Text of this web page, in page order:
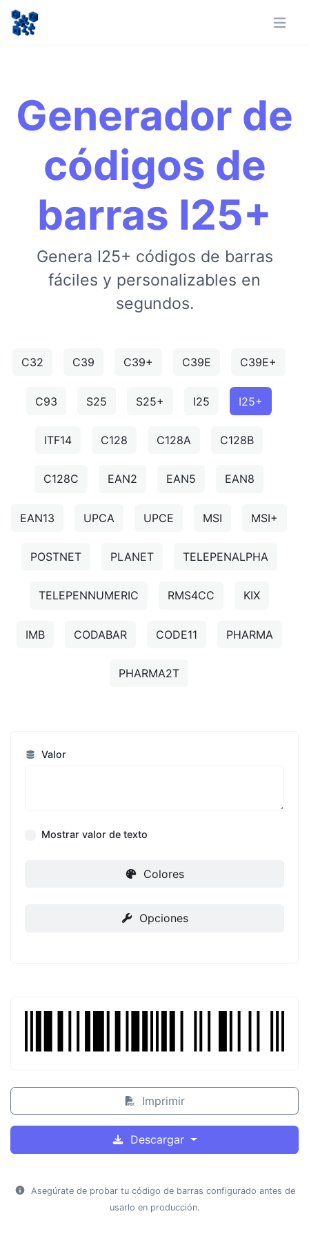
Generador de
códigos de
barras I25+
Genera I25+ códigos de barras
fáciles y personalizables en
segundos.
C32 C39 C39+ C39E C39E+
C93 S25 S25+ I25 I25+
ITF14 C128 C128A C128B
C128C EAN2 EAN5 EAN8
EAN13 UPCA UPCE MSI MSI+
POSTNET PLANET TELEPENALPHA
TELEPENNUMERIC RMS4CC KIX
IMB CODABAR CODE11 PHARMA
PHARMA2T
Valor
Mostrar valor de texto
Colores
Opciones
Imprimir
Descargar
Asegúrate de probar tu código de barras configurado antes de
usarlo en producción.